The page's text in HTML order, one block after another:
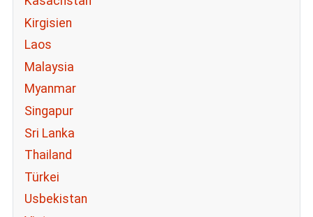
Kirgisien
Laos
Malaysia
Myanmar
Singapur
Sri Lanka
Thailand
Türkei
Usbekistan